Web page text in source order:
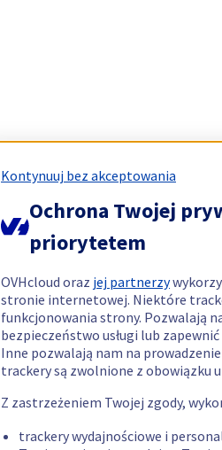
Kontynuuj bez akceptowania
Ochrona Twojej
priorytetem
OVHcloud oraz jej partnerzy
stronie internetowej. Niektóre
funkcjonowania strony. Pozwalają
bezpieczeństwo usługi lub
Inne pozwalają nam na
trackery są zwolnione z obowiązku
Z zastrzeżeniem Twojej zgody,
trackery wydajnościowe i